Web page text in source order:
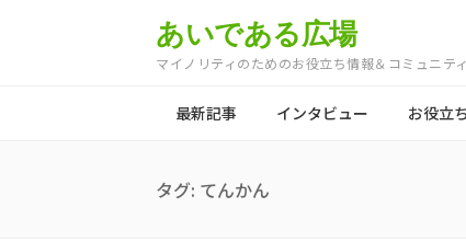
あいである広場
マイノリティのためのお役立ち情報＆コミュニティ
最新記事 インタビュー お役立ち
タグ: てんかん